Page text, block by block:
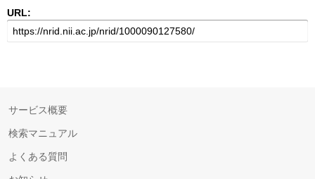
URL:
サービス概要
検索マニュアル
よくある質問